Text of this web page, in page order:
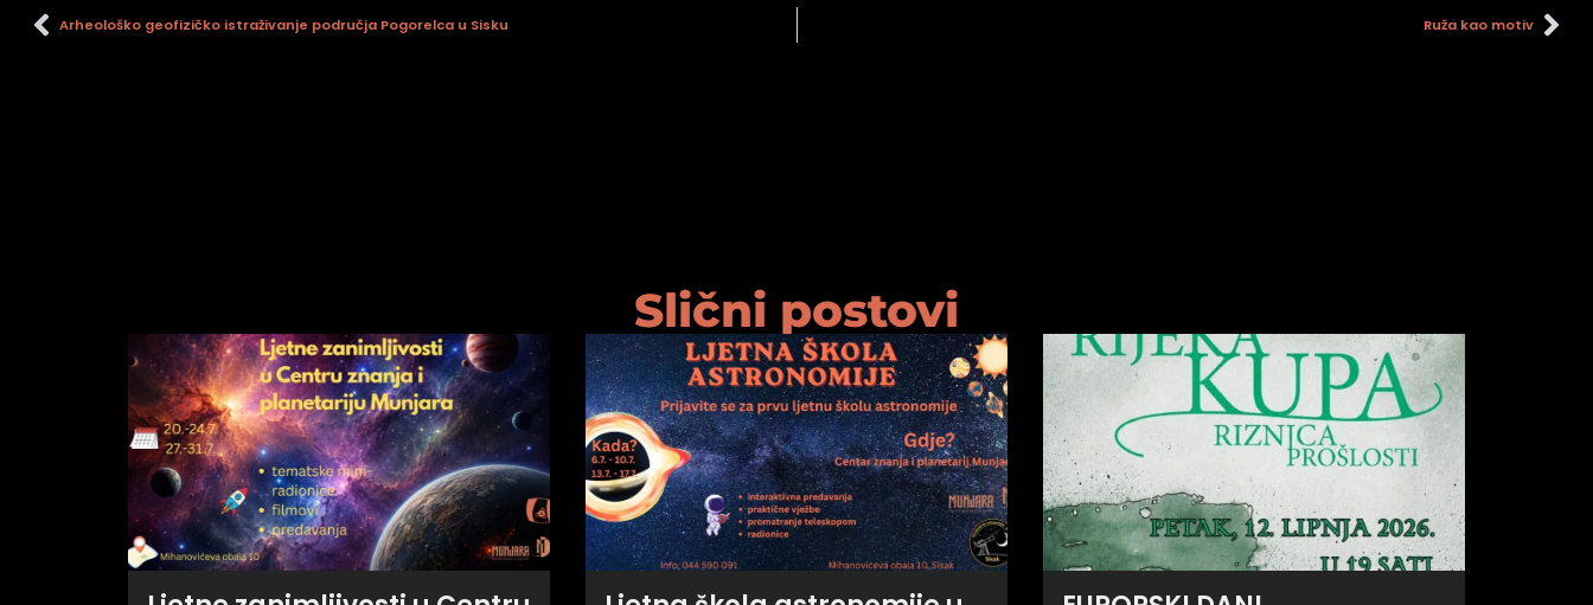
Arheološko geofizičko istraživanje područja Pogorelca u Sisku Ruža kao motiv
Slični postovi